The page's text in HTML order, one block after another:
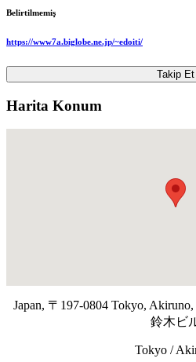
Belirtilmemiş
https://www7a.biglobe.ne.jp/~edoiti/
Takip Et
Harita Konum
Japan, 〒197-0804 Tokyo,
鈴木ビ
Tokyo /